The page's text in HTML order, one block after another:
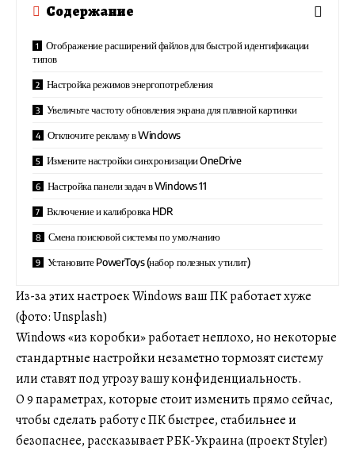
Содержание
Отображение расширений файлов для быстрой идентификации
типов
Настройка режимов энергопотребления
Увеличьте частоту обновления экрана для плавной картинки
Отключите рекламу в Windows
Измените настройки синхронизации OneDrive
Настройка панели задач в Windows 11
Включение и калибровка HDR
Смена поисковой системы по умолчанию
Установите PowerToys (набор полезных утилит)
Из-за этих настроек Windows ваш ПК работает хуже
(фото: Unsplash)
Windows «из коробки» работает неплохо, но некоторые
стандартные настройки незаметно тормозят систему
или ставят под угрозу вашу конфиденциальность.
О 9 параметрах, которые стоит изменить прямо сейчас,
чтобы сделать работу с ПК быстрее, стабильнее и
безопаснее, рассказывает РБК-Украина (проект Styler)